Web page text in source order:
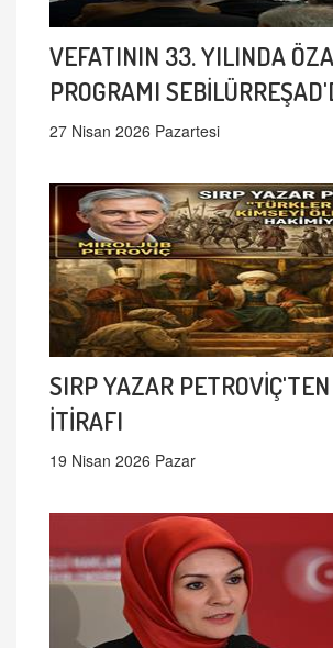
VEFATININ 33. YILINDA
PROGRAMI
27 Nisan 2026 Pazartesi
SIRP YAZAR
İTİRAFI
19 Nisan 2026 Pazar